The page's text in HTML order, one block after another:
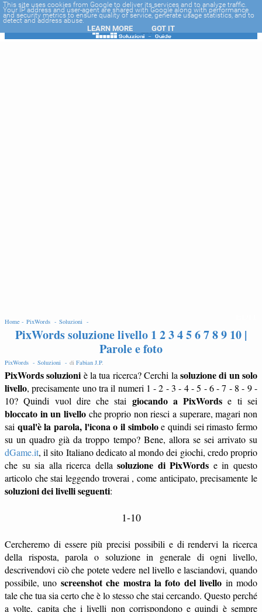
-->
Home - PixWords - Soluzioni -
PixWords soluzione livello 1 2 3 4 5 6 7 8 9 10 |
Parole e foto
PixWords - Soluzioni - di Fabian J.P.
PixWords soluzioni è la tua ricerca? Cerchi la soluzione di un solo
livello, precisamente uno tra il numeri 1 - 2 - 3 - 4 - 5 - 6 - 7 - 8 - 9 -
10? Quindi vuol dire che stai giocando a PixWords e ti sei
bloccato in un livelloche proprio non riesci a superare, magari non
sai qual'è la parola, l'icona o il simboloe quindi sei rimasto fermo
su un quadro già da troppo tempo? Bene, allora se sei arrivato su
dGame.it, il sito Italiano dedicato al mondo dei giochi, credo proprio
che su sia alla ricerca dellasoluzione di PixWords e in questo
articolo che stai leggendo troverai , come anticipato, precisamente le
soluzioni dei livelli seguenti:
1-10
Cercheremo di essere più precisi possibili e di rendervi la ricerca
della risposta, parola o soluzione in generale di ogni livello,
descrivendovi ciò che potete vedere nel livello e lasciandovi, quando
possibile, uno screenshot che mostra la foto del livello in modo
tale che tua sia certo che è lo stesso che stai cercando. Questo perché
a volte, capita che i livelli non corrispondono e quindi è sempre
This site uses cookies from Google to deliver its services and to analyze traffic.
Your IP address and user-agent are shared with Google along with performance
and security metrics to ensure quality of service, generate usage statistics, and to
detect and address abuse.
LEARN MORE GOT IT